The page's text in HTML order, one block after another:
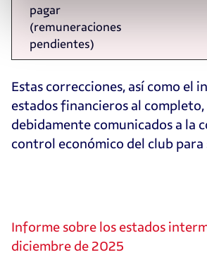
pagar
(remuneraciones
pendientes)
Estas correcciones, así como el
estados financieros al completo,
debidamente comunicados a la
control económico del club para
Informe sobre los estados
diciembre de 2025